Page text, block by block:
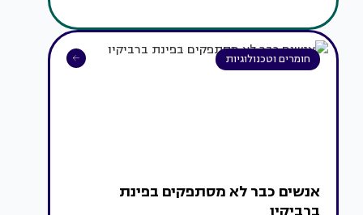
חומרים וטכנולוגיות
אנשים כבר לא מסתפקים בפינת